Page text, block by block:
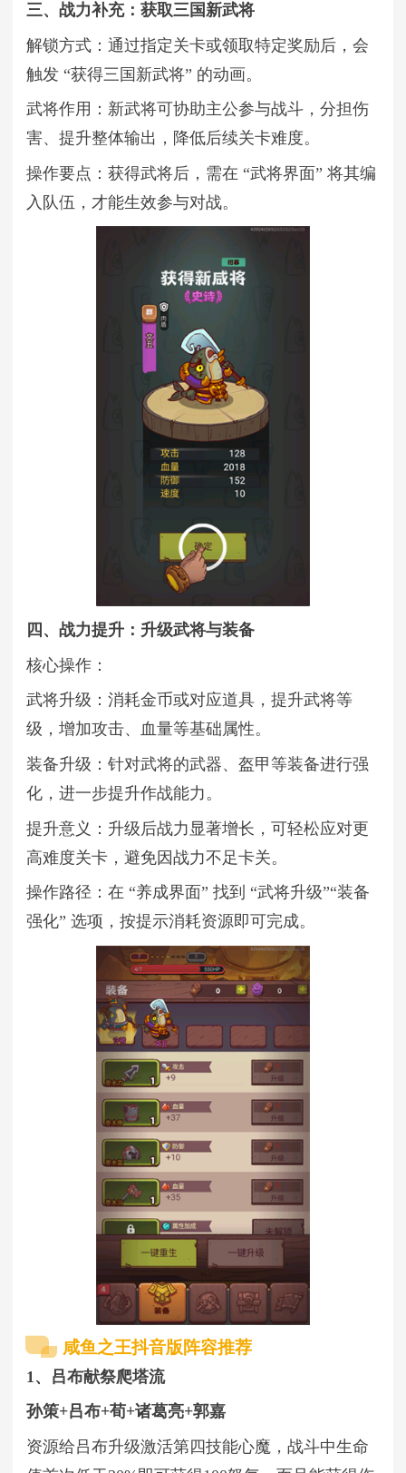
三、战力补充：获取三国新武将
解锁方式：通过指定关卡或领取特定奖励后，会
触发 “获得三国新武将” 的动画。
武将作用：新武将可协助主公参与战斗，分担伤
害、提升整体输出，降低后续关卡难度。
操作要点：获得武将后，需在 “武将界面” 将其编
入队伍，才能生效参与对战。
四、战力提升：升级武将与装备
核心操作：
武将升级：消耗金币或对应道具，提升武将等
级，增加攻击、血量等基础属性。
装备升级：针对武将的武器、盔甲等装备进行强
化，进一步提升作战能力。
提升意义：升级后战力显著增长，可轻松应对更
高难度关卡，避免因战力不足卡关。
操作路径：在 “养成界面” 找到 “武将升级”“装备
强化” 选项，按提示消耗资源即可完成。
咸鱼之王抖音版阵容推荐
1、吕布献祭爬塔流
孙策+吕布+荀+诸葛亮+郭嘉
资源给吕布升级激活第四技能心魔，战斗中生命